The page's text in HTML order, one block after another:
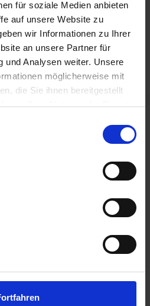
für soziale Medien anbieten
auf unsere Website zu
wir Informationen zu Ihrer
an unsere Partner für
und Analysen weiter. Unsere
möglicherweise mit
die Sie ihnen bereitgestellt
Ihrer Nutzung der Dienste
und
Tectum bei der
am Flughafen
Neue Bike-
Bowling & Dart im